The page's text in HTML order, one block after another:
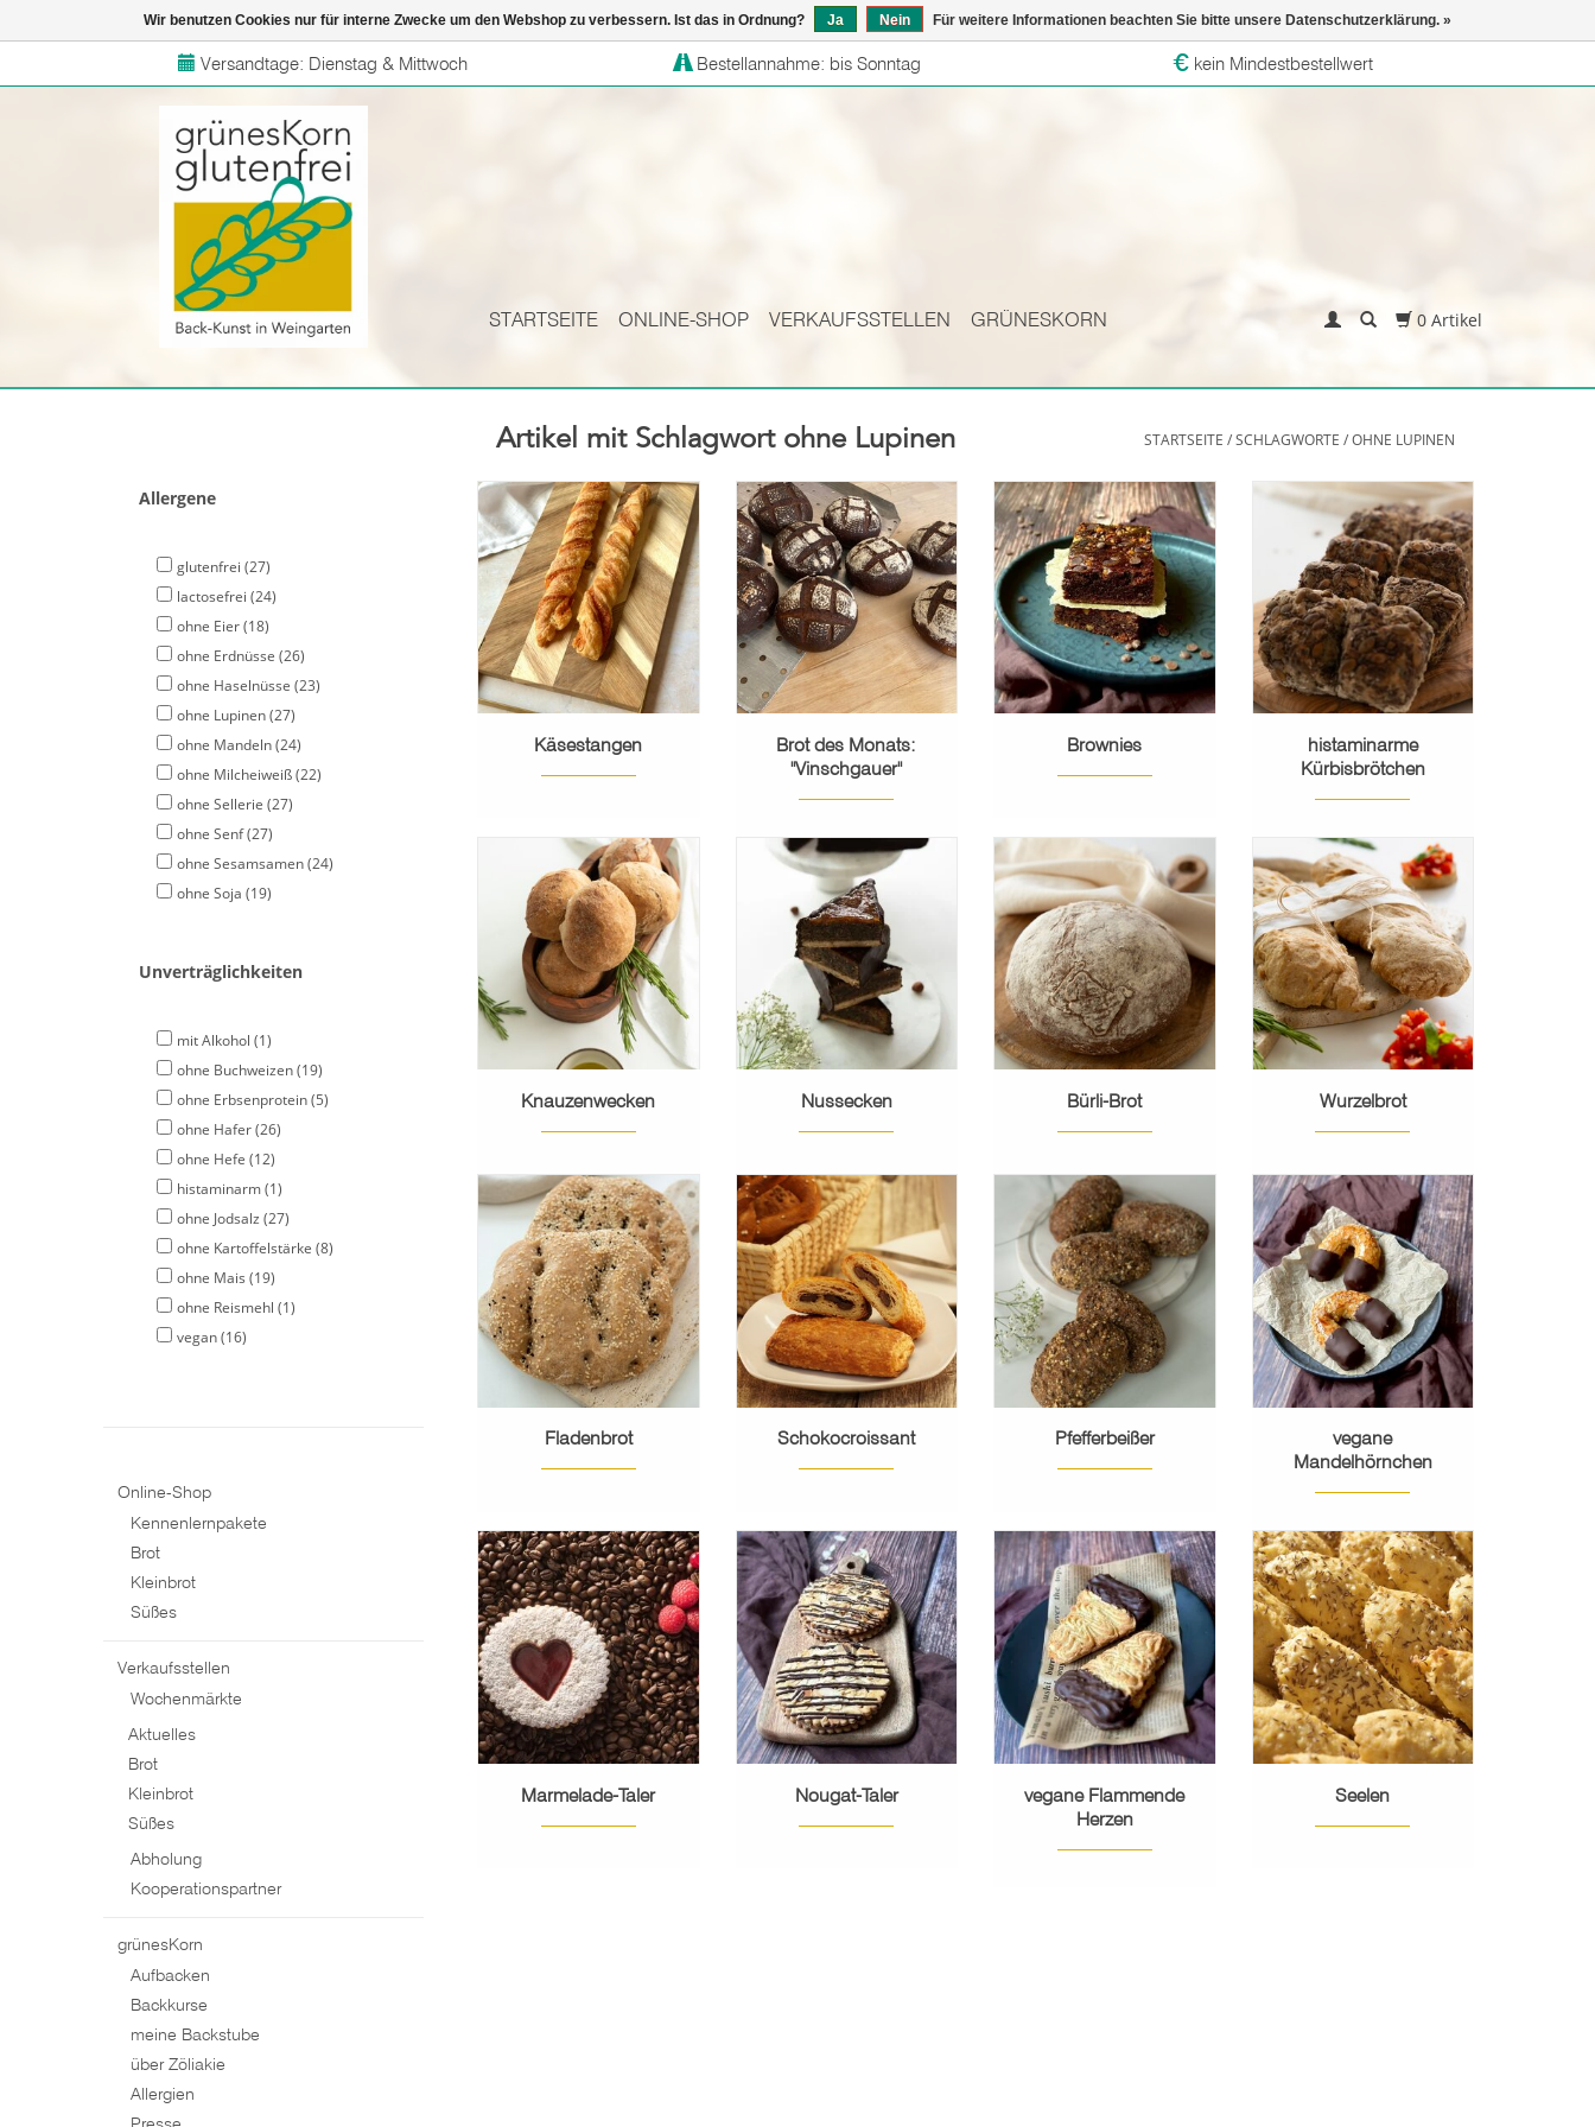
Versandtage: Dienstag & Mittwoch Bestellannahme: bis Sonntag kein Mindestbestellwert
STARTSEITE ONLINE-SHOP VERKAUFSSTELLEN GRÜNESKORN 0 Artikel
Allergene
glutenfrei (27)
lactosefrei (24)
ohne Eier(18)
ohne Erdnüsse (26)
ohne Haselnüsse (23)
ohne Lupinen(27)
ohne Mandeln(24)
ohne Milcheiweiß(22)
ohne Sellerie (27)
ohne Senf(27)
ohne Sesamsamen(24)
ohne Soja (19)
Unverträglichkeiten
mit Alkohol (1)
ohne Buchweizen(19)
ohne Erbsenprotein(5)
ohne Hafer(26)
ohne Hefe (12)
histaminarm(1)
ohne Jodsalz (27)
ohne Kartoffelstärke (8)
ohne Mais (19)
ohne Reismehl (1)
vegan(16)
Online-Shop
Kennenlernpakete
Brot
Kleinbrot
Süßes
Verkaufsstellen
Wochenmärkte
Aktuelles
Brot
Kleinbrot
Süßes
Abholung
Kooperationspartner
grünesKorn
Aufbacken
Backkurse
meine Backstube
über Zöliakie
Allergien
Artikel mit Schlagwort ohne Lupinen STARTSEITE /SCHLAGWORTE /OHNE LUPINEN
Aus luftigem,
glutenfreiem Hefeteig
gebacken und mit
würzigem Emmentaler
verfeinert.
MEHR ERFAHREN
Käsestangen
Inspiriert von der
Südtiroler
Brottradition!
MEHR ERFAHREN
Brot des Monats:
"Vinschgauer"
Saftig, schokoladig und
voller Geschmack – so
muss ein Brownie
sein!
MEHR ERFAHREN
Brownies
Histaminarm und
aromatisch!
MEHR ERFAHREN
histaminarme
Kürbisbrötchen
Ein schwäbischer
Wecken, locker und
saftig.
MEHR ERFAHREN
Knauzenwecken
Herrlich nussig, mit
knackiger Schokolade!
MEHR ERFAHREN
Nussecken
Ein echter Schweizer
Klassiker!
MEHR ERFAHREN
Bürli-Brot
Der Klassiker unter
den Grillbroten, jetzt
in der glutenfreien
Variante.
MEHR ERFAHREN
Wurzelbrot
Ein kleines Fladenbrot
mit Sesam und
Schwarzkümmel.
MEHR ERFAHREN
Fladenbrot
Zart, süß, buttrig,
köstlich!
MEHR ERFAHREN
Schokocroissant
Ein Brötchen nach
Vollkorn-Art mit einem
Hauch Pfeffer.
MEHR ERFAHREN
Pfefferbeißer
Edles Marzipan mit
Mandelblättchen, in
Kuvertüre getaucht.
MEHR ERFAHREN
vegane
Mandelhörnchen
Feinster Mürbteig,
gefüllt mit Konfitüre.
MEHR ERFAHREN
Marmelade-Taler
Feinster Mürbteig,
gefüllt mit Edelnougat.
MEHR ERFAHREN
Nougat-Taler
Ein veganes Gebäck
aus einer lockeren
Sandmasse.
MEHR ERFAHREN
vegane Flammende
Herzen
Eine frische Seele darf
bei einem
schwäbischen Vesper
natürlich nicht fehlen.
MEHR ERFAHREN
Seelen
Wir benutzen Cookies nur für interne Zwecke um den Webshop zu verbessern. Ist das in Ordnung? Ja Nein Für weitere Informationen beachten Sie bitte unsere Datenschutzerklärung. »